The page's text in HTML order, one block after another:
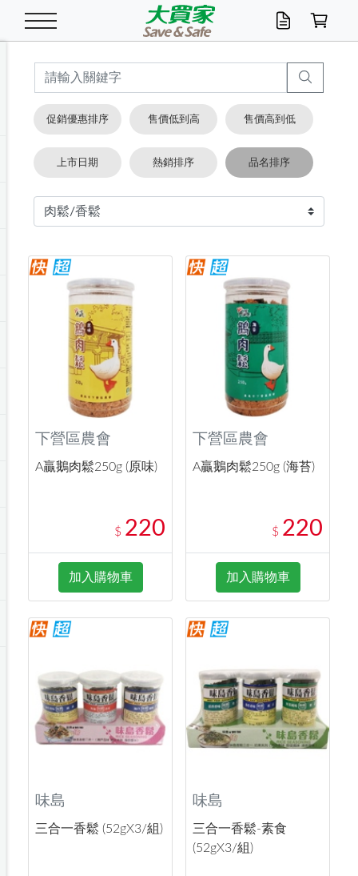
米/五穀/濃湯 米/糙米
五穀/南北貨
湯類/湯塊
油/調味料
食用油
醬油.油膏.蠔油
泡麵 / 麵條
包麵
碗麵/義大利麵
麵條/快煮麵/米粉
魚罐
醬菜/玉米罐
點心罐
休閒零嘴 初一十五拜拜懶
零嘴
堅果/海苔
美味餅乾
餅乾
糕餅/點心
糖果/巧克力
糖果/蜜餞/果凍
巧克力
茶飲料
果汁咖啡
碳酸/礦泉水
機能飲料
箱購飲料
養生保健/常備品 雞精/飲品
機能保健
▶保健品牌推薦
奶粉/穀麥片
奶粉
麥片/玉米片
沖調穀粉/隨手包
特色茶品
綠茶
紅茶
奶茶/花草茶
黑糖桂圓/蜂蜜醋
即溶咖啡
咖啡豆/粉/濾掛
可可/糖/奶精
沐浴乳香皂 沐浴乳
香皂/洗手乳
美髮造型
洗髮/護髮
造型髮品
口腔清潔
牙 刷
牙膏/漱口水
潔顏產品
卸妝/粉刺調理
開架/身體保養
臉部保養
面/眼膜
鍋具/飲水/廚房 鍋具/餐具
保鮮/微波
掃除用具/照明/五金
掃除/清潔用具
洗衣/曬衣用具
電池/延長線
修繕/五金/祭祀
傢飾/收納/衛浴
寢具/家具
收納用品
衛浴/毛巾
寵物食品
寵物清潔/百貨
衛生紙/濕巾 抽取衛生紙/濕巾
廚房紙巾/平版/
箱購免運區
衣物清潔
洗衣精
洗衣粉/皂
漂白水/柔軟精
居家清潔
廚房/餐具清潔
浴廁/水管清潔
居家清潔/除濕芳
衛生棉
成人/嬰兒紙尿褲
箱購免運區
嬰兒尿布
成人紙尿褲
廚房家電 料理鍋具
烤箱/微波/電磁爐
快煮壺/烘碗機
季節家電
除濕/清淨機
風扇/防蚊家電
生活家電
除塵家電
美容家電
電腦周邊
數位週邊
手機/平板周邊
文具/辦公用品 文具用品
辦公文具/收納
玩具/擺設小物
汽機車百貨
機車/腳踏車百貨
汽車百貨
休閒/運動
戶外/休閒用品
健身/按摩/瑜珈
測量/護具/其他
服飾內著
配件
男/女/機能包
冷凍免運 生鮮食品
調理食品
箱購免運
食品免運
清潔用品免運
居家/汽百用品
主題專區
季節活動
店長推薦
這夏不怕熱
促銷優惠排序 售價低到高 售價高到低
上市日期 熱銷排序 品名排序
下營區農會
A贏鵝肉鬆250g (原味)
$ 220
加入購物車
下營區農會
A贏鵝肉鬆250g (海苔)
$ 220
加入購物車
味島
三合一香鬆 (52gX3/組)
味島
三合一香鬆-素食
(52gX3/組)